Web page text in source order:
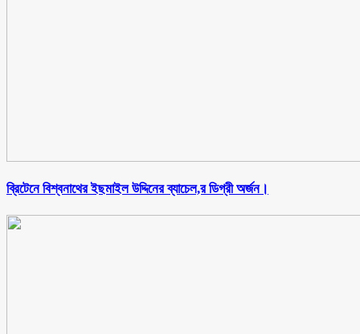
ব্রিটেনে বিশ্বনাথের ইছমাইল উদ্দিনের ব্যাচেল,র ডিগ্রী অর্জন।